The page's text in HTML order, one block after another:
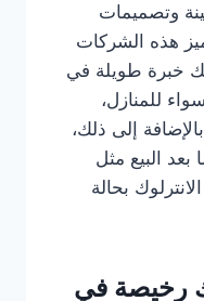
وتصميمات
هذه الشركات
خبرة طويلة في
للمنازل،
إلى ذلك،
البيع مثل
بحالة
رخيصة في